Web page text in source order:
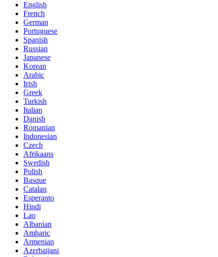
English
French
German
Portuguese
Spanish
Russian
Japanese
Korean
Arabic
Irish
Greek
Turkish
Italian
Danish
Romanian
Indonesian
Czech
Afrikaans
Swedish
Polish
Basque
Catalan
Esperanto
Hindi
Lao
Albanian
Amharic
Armenian
Azerbaijani